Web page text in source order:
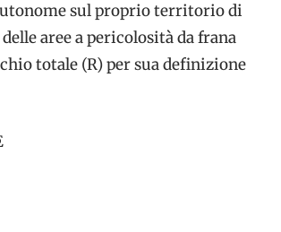
sul proprio territorio di
aree a pericolosità da frana
totale (R) per sua definizione